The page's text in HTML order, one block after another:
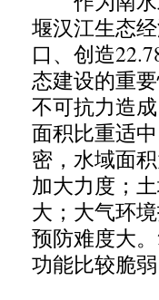
堰汉江生态
口、创造
态建设的重
不可抗力造
面积比重适
密，水域面
加大力度；
大；大气环
预防难度大
功能比较脆